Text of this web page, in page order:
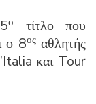
ο
τίτλο που
ο 8οςαθλητής
και Tour